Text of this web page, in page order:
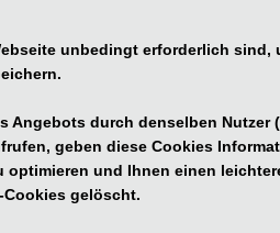
unbedingt erforderlich sind,
Angebots durch denselben Nutzer
geben diese Cookies
und Ihnen einen
Cookies gelöscht.